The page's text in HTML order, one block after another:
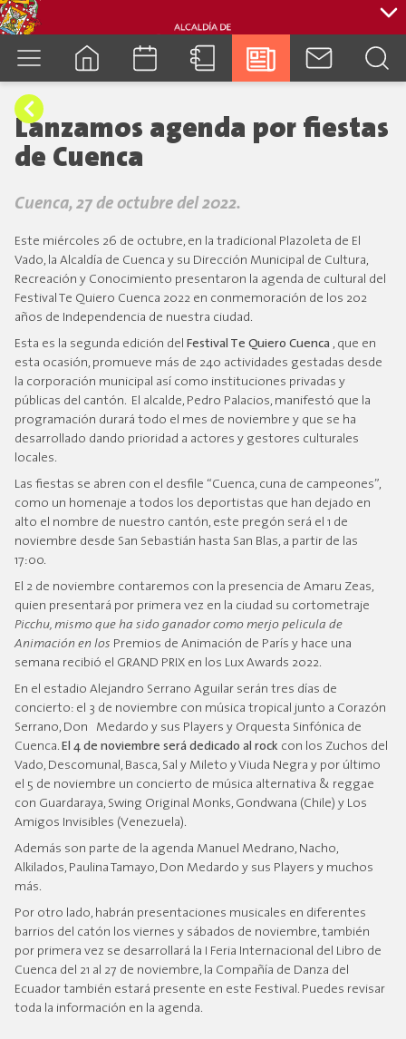
Lanzamos agenda por fiestas
de Cuenca
Cuenca, 27 de octubre del 2022.
Este miércoles 26 de octubre, en la tradicional Plazoleta de El
Vado, la Alcaldía de Cuenca y su Dirección Municipal de Cultura,
Recreación y Conocimiento presentaron la agenda de cultural del
Festival Te Quiero Cuenca 2022 en conmemoración de los 202
años de Independencia de nuestra ciudad.
Esta es la segunda edición del Festival Te Quiero Cuenca , que en
esta ocasión, promueve más de 240 actividades gestadas desde
la corporación municipal así como instituciones privadas y
públicas del cantón. El alcalde, Pedro Palacios, manifestó que la
programación durará todo el mes de noviembre y que se ha
desarrollado dando prioridad a actores y gestores culturales
locales.
Las fiestas se abren con el desfile “Cuenca, cuna de campeones”,
como un homenaje a todos los deportistas que han dejado en
alto el nombre de nuestro cantón, este pregón será el 1 de
noviembre desde San Sebastián hasta San Blas, a partir de las
17:00.
El 2 de noviembre contaremos con la presencia de Amaru Zeas,
quien presentará por primera vez en la ciudad su cortometraje
Picchu, mismo que ha sido ganador como merjo pelicula de
Animación en los Premios de Animación de París y hace una
semana recibió el GRAND PRIX en los Lux Awards 2022.
En el estadio Alejandro Serrano Aguilar serán tres días de
concierto: el 3 de noviembre con música tropical junto a Corazón
Serrano, Don Medardo y sus Players y Orquesta Sinfónica de
Cuenca. El 4 de noviembre será dedicado al rock con los Zuchos del
Vado, Descomunal, Basca, Sal y Mileto y Viuda Negra y por último
el 5 de noviembre un concierto de música alternativa & reggae
con Guardaraya, Swing Original Monks, Gondwana (Chile) y Los
Amigos Invisibles (Venezuela).
Además son parte de la agenda Manuel Medrano, Nacho,
Alkilados, Paulina Tamayo, Don Medardo y sus Players y muchos
más.
Por otro lado, habrán presentaciones musicales en diferentes
barrios del catón los viernes y sábados de noviembre, también
por primera vez se desarrollará la I Feria Internacional del Libro de
Cuenca del 21 al 27 de noviembre, la Compañía de Danza del
Ecuador también estará presente en este Festival. Puedes revisar
toda la información en la agenda.